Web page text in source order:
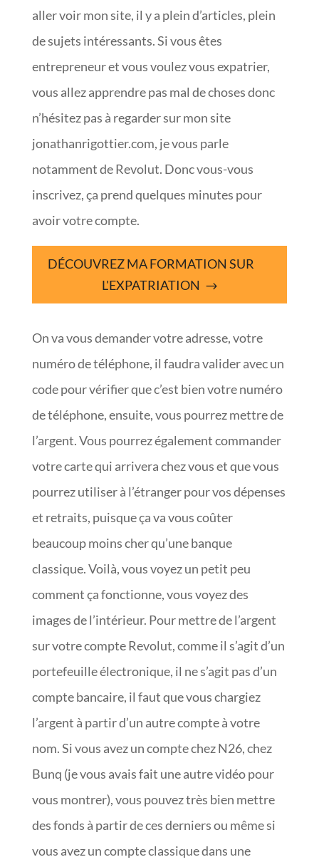
aller voir mon site, il y a plein d’articles, plein
de sujets intéressants. Si vous êtes
entrepreneur et vous voulez vous expatrier,
vous allez apprendre pas mal de choses donc
n’hésitez pas à regarder sur mon site
jonathanrigottier.com, je vous parle
notamment de Revolut. Donc vous-vous
inscrivez, ça prend quelques minutes pour
avoir votre compte.
DÉCOUVREZ MA FORMATION SUR
L'EXPATRIATION
On va vous demander votre adresse, votre
numéro de téléphone, il faudra valider avec un
code pour vérifier que c’est bien votre numéro
de téléphone, ensuite, vous pourrez mettre de
l’argent. Vous pourrez également commander
votre carte qui arrivera chez vous et que vous
pourrez utiliser à l’étranger pour vos dépenses
et retraits, puisque ça va vous coûter
beaucoup moins cher qu’une banque
classique. Voilà, vous voyez un petit peu
comment ça fonctionne, vous voyez des
images de l’intérieur. Pour mettre de l’argent
sur votre compte Revolut, comme il s’agit d’un
portefeuille électronique, il ne s’agit pas d’un
compte bancaire, il faut que vous chargiez
l’argent à partir d’un autre compte à votre
nom. Si vous avez un compte chez N26, chez
Bunq (je vous avais fait une autre vidéo pour
vous montrer), vous pouvez très bien mettre
des fonds à partir de ces derniers ou même si
vous avez un compte classique dans une